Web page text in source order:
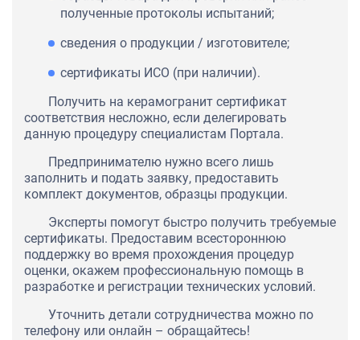
полученные протоколы испытаний;
сведения о продукции / изготовителе;
сертификаты ИСО (при наличии).
Получить на керамогранит сертификат
соответствия несложно, если делегировать
данную процедуру специалистам Портала.
Предпринимателю нужно всего лишь
заполнить и подать заявку, предоставить
комплект документов, образцы продукции.
Эксперты помогут быстро получить требуемые
сертификаты. Предоставим всестороннюю
поддержку во время прохождения процедур
оценки, окажем профессиональную помощь в
разработке и регистрации технических условий.
Уточнить детали сотрудничества можно по
телефону или онлайн – обращайтесь!